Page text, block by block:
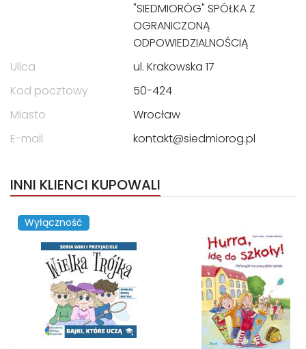
"SIEDMIORÓG" SPÓŁKA Z
OGRANICZONĄ
ODPOWIEDZIALNOŚCIĄ
Ulica
ul. Krakowska 17
Kod pocztowy
50-424
Miasto
Wrocław
E-mail
kontakt@siedmiorog.pl
INNI KLIENCI KUPOWALI
Wyłączność